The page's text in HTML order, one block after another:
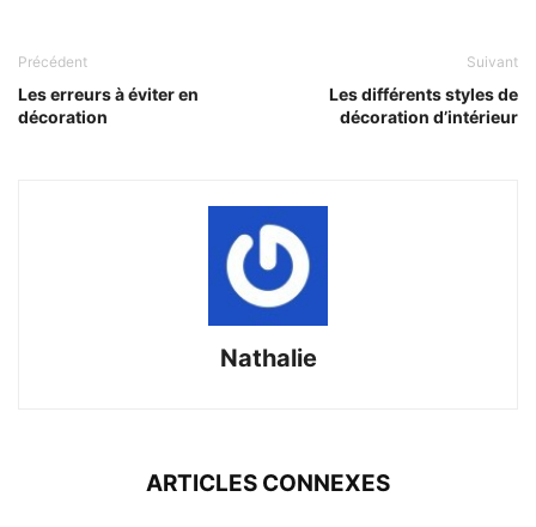
Précédent
Les erreurs à éviter en
décoration
Suivant
Les différents styles de
décoration d’intérieur
Nathalie
ARTICLES CONNEXES